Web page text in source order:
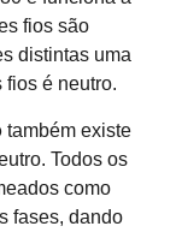
fios são
distintas uma
fios é neutro.
também existe
Todos os
como
fases, dando